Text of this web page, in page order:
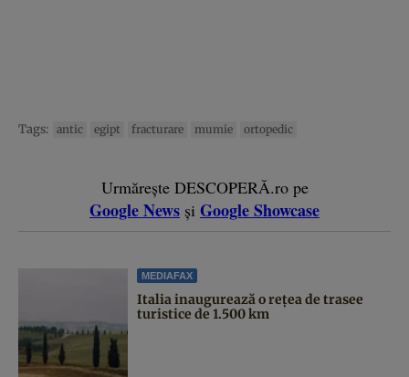
Tags: antic egipt fracturare mumie ortopedic
Urmărește DESCOPERĂ.ro pe
Google News și Google Showcase
MEDIAFAX
Italia inaugurează o rețea de trasee
turistice de 1.500 km